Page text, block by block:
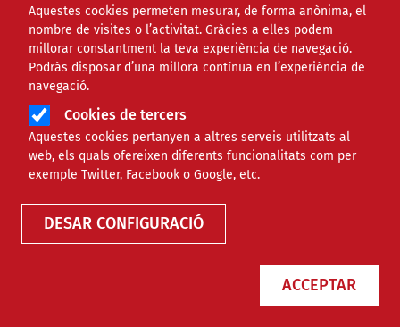
Aquestes cookies permeten mesurar, de forma anònima, el
nombre de visites o l’activitat. Gràcies a elles podem
millorar constantment la teva experiència de navegació.
Podràs disposar d’una millora contínua en l’experiència de
navegació.
Cookies de tercers
Aquestes cookies pertanyen a altres serveis utilitzats al
web, els quals ofereixen diferents funcionalitats com per
exemple Twitter, Facebook o Google, etc.
DESAR CONFIGURACIÓ
ACCEPTAR
L’ICAB reconeix la Fundació
Habitatge Social com a entitat
vinculada al seu Congrés de Dret
Immobiliari
NOTÍCIES SOCIAL